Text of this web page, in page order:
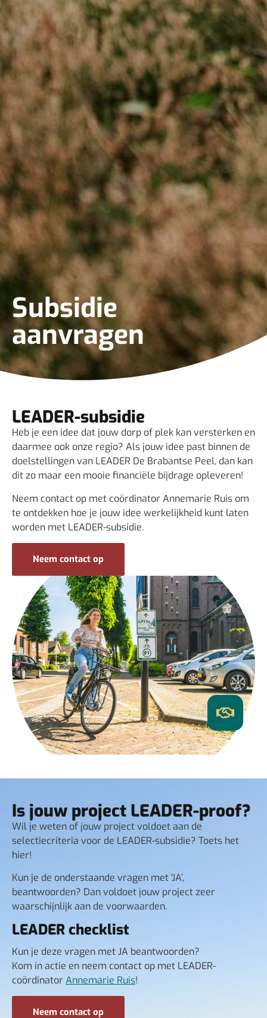
Subsidie
aanvragen
LEADER-subsidie
Heb je een idee dat jouw dorp of plek kan versterken en
daarmee ook onze regio? Als jouw idee past binnen de
doelstellingen van LEADER De Brabantse Peel, dan kan
dit zo maar een mooie financiële bijdrage opleveren!
Neem contact op met coördinator Annemarie Ruis om
te ontdekken hoe je jouw idee werkelijkheid kunt laten
worden met LEADER-subsidie.
Neem contact op
Is jouw project LEADER-proof?
Wil je weten of jouw project voldoet aan de
selectiecriteria voor de LEADER-subsidie? Toets het
hier!
Kun je de onderstaande vragen met ‘JA’,
beantwoorden? Dan voldoet jouw project zeer
waarschijnlijk aan de voorwaarden.
LEADER checklist
Kun je deze vragen met JA beantwoorden?
Kom in actie en neem contact op met LEADER-
coördinatorAnnemarie Ruis!
Neem contact op